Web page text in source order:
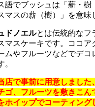
語でブッシュは「薪・
マスの薪（樹）」を意味
ドノエルとは伝統的なフ
マスケーキです。ココア
ムやフルーツなどでデ
。
店で事前に用意しまし
ゴ、フルーツを敷きこ
ホイップでコーティン